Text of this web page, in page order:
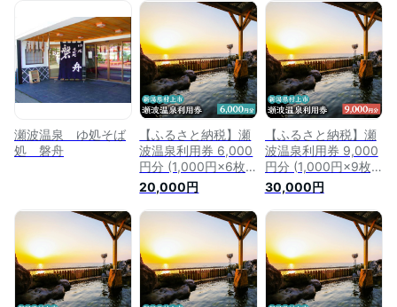
瀬波温泉 ゆ処そば
処 磐舟
【ふるさと納税】瀬
波温泉利用券 6,000
円分 (1,000円×6枚)
温泉 温泉券 入浴券
チケット 観光 宿泊
ホテル お土産 新潟
県 村上市 K2
20,000円
【ふるさと納税】瀬
波温泉利用券 9,000
円分 (1,000円×9枚)
温泉 温泉券 入浴券
チケット 観光 宿泊
ホテル お土産 新潟
県 村上市 K3
30,000円